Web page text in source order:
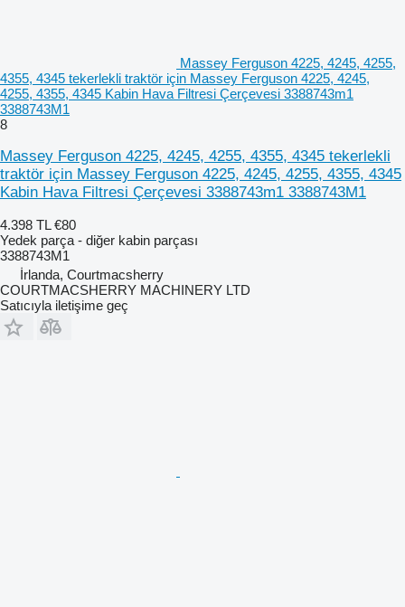
Massey Ferguson 4225, 4245, 4255,
4355, 4345 tekerlekli traktör için Massey Ferguson 4225, 4245,
4255, 4355, 4345 Kabin Hava Filtresi Çerçevesi 3388743m1
3388743M1
8
Massey Ferguson 4225, 4245, 4255, 4355, 4345 tekerlekli
traktör için Massey Ferguson 4225, 4245, 4255, 4355, 4345
Kabin Hava Filtresi Çerçevesi 3388743m1 3388743M1
4.398 TL €80
Yedek parça - diğer kabin parçası
3388743M1
İrlanda, Courtmacsherry
COURTMACSHERRY MACHINERY LTD
Satıcıyla iletişime geç